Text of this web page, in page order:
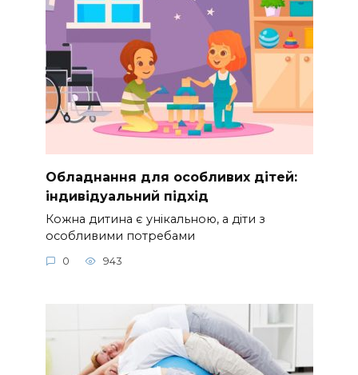
Обладнання для особливих дітей:
індивідуальний підхід
Кожна дитина є унікальною, а діти з
особливими потребами
0 943